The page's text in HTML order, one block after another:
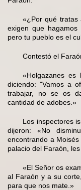
«¿Por qué tratas
exigen que hagamos
pero tu pueblo es el
Contestó el
«Holgazanes
diciendo: "Vamos a
trabajar, no se os
cantidad de adobes.»
Los inspectores
dijeron: «No
encontrando a
palacio del Faraón,
«El Señor os
al Faraón y a su
para que nos mate.»